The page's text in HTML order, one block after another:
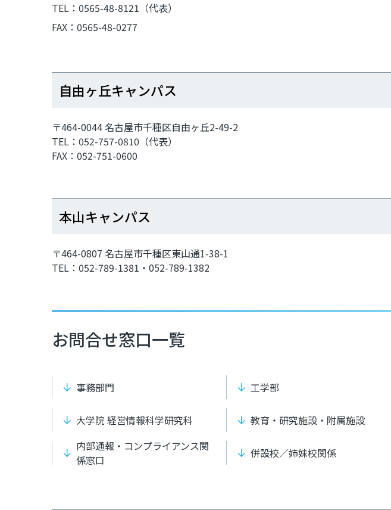
TEL：0565-48-8121（代表）
FAX：0565-48-0277
自由ヶ丘キャンパス
〒464-0044 名古屋市千種区自由ヶ丘2-49-2
TEL：052-757-0810（代表）
FAX：052-751-0600
本山キャンパス
〒464-0807 名古屋市千種区東山通1-38-1
TEL：052-789-1381・052-789-1382
お問合せ窓口一覧
事務部門 工学部
大学院 経営情報科学研究科 教育・研究施設・附属施設
内部通報・コンプライアンス関
係窓口
併設校／姉妹校関係